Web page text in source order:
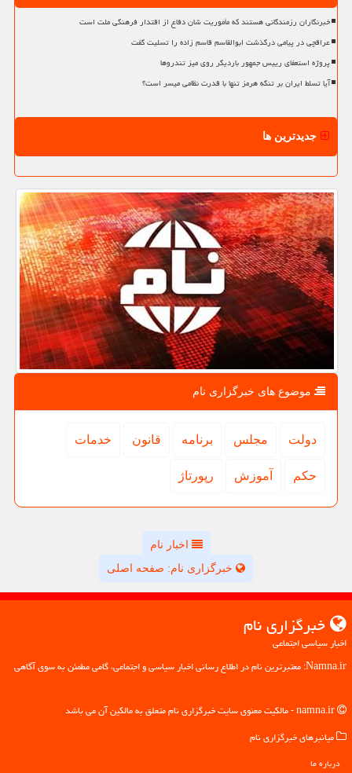
خبرنگاران رزمندگانی هستند که مأموریت شان دفاع از اقتدار فرهنگی ملت است
عراقچی در پیامی درگذشت ابوالقاسم قاسم زاده را تسلیت گفت
پروژه استعفای رییس جمهور باردیگر روی میز تندروها
آیا تسلط ایران بر تنگه هرمز تنها با قدرت نظامی میسر است؟
جدیدترین ها
موضوع های خبرگزاری نام
دولت مجلس برنامه قانون خدمات
حكم آموزش رپورتاژ
اخبار نام
خبرگزاری نام: صفحه اصلی
خبرگزاری نام
اخبار سیاسی اجتماعی
Namna.ir: معتبرترین نام در اطلاع رسانی اخبار سیاسی و اجتماعی، گامی مطمئن به سوی آگاهی
میانبرهای خبرگزاری نام
درباره ما